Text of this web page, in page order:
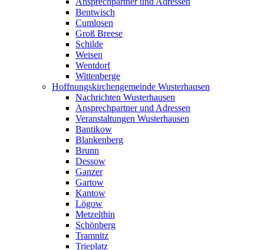
Bentwisch
Cumlosen
Groß Breese
Schilde
Weisen
Wentdorf
Wittenberge
Hoffnungskirchengemeinde Wusterhausen
Nachrichten Wusterhausen
Ansprechpartner und Adressen
Veranstaltungen Wusterhausen
Bantikow
Blankenberg
Brunn
Dessow
Ganzer
Gartow
Kantow
Lögow
Metzelthin
Schönberg
Tramnitz
Trieplatz